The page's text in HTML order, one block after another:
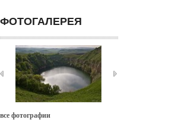
ФОТОГАЛЕРЕЯ
все фотографии